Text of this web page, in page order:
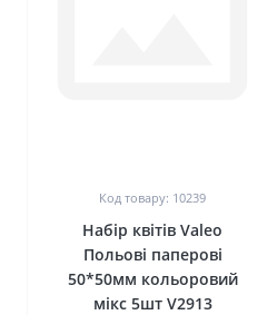
Код товару: 10239
Набір квітів Valeo
Польові паперові
50*50мм кольоровий
мікс 5шт V2913